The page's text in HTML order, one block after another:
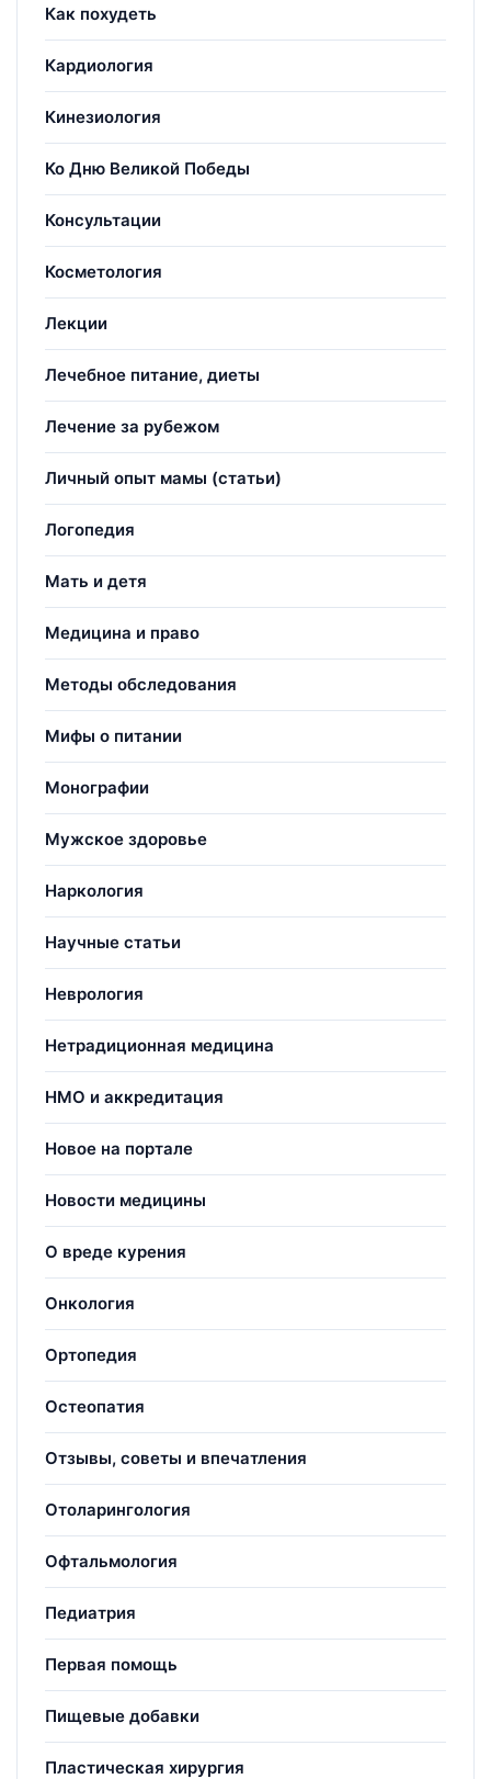
Как похудеть
Кардиология
Кинезиология
Ко Дню Великой Победы
Консультации
Косметология
Лекции
Лечебное питание, диеты
Лечение за рубежом
Личный опыт мамы (статьи)
Логопедия
Мать и детя
Медицина и право
Методы обследования
Мифы о питании
Монографии
Мужское здоровье
Наркология
Научные статьи
Неврология
Нетрадиционная медицина
НМО и аккредитация
Новое на портале
Новости медицины
О вреде курения
Онкология
Ортопедия
Остеопатия
Отзывы, советы и впечатления
Отоларингология
Офтальмология
Педиатрия
Первая помощь
Пищевые добавки
Пластическая хирургия